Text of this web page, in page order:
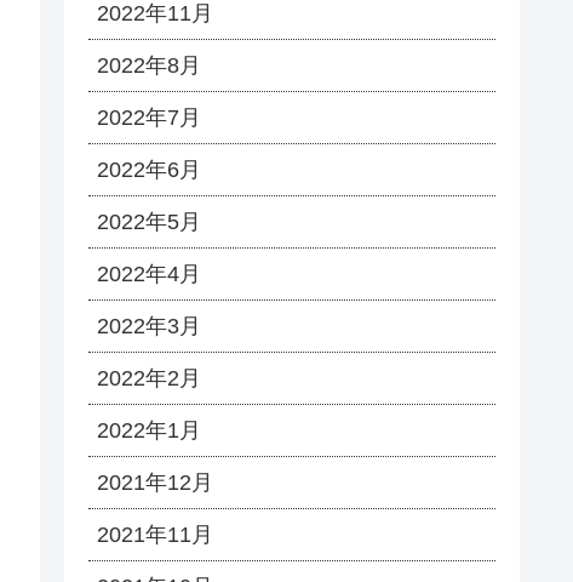
2022年11月
2022年8月
2022年7月
2022年6月
2022年5月
2022年4月
2022年3月
2022年2月
2022年1月
2021年12月
2021年11月